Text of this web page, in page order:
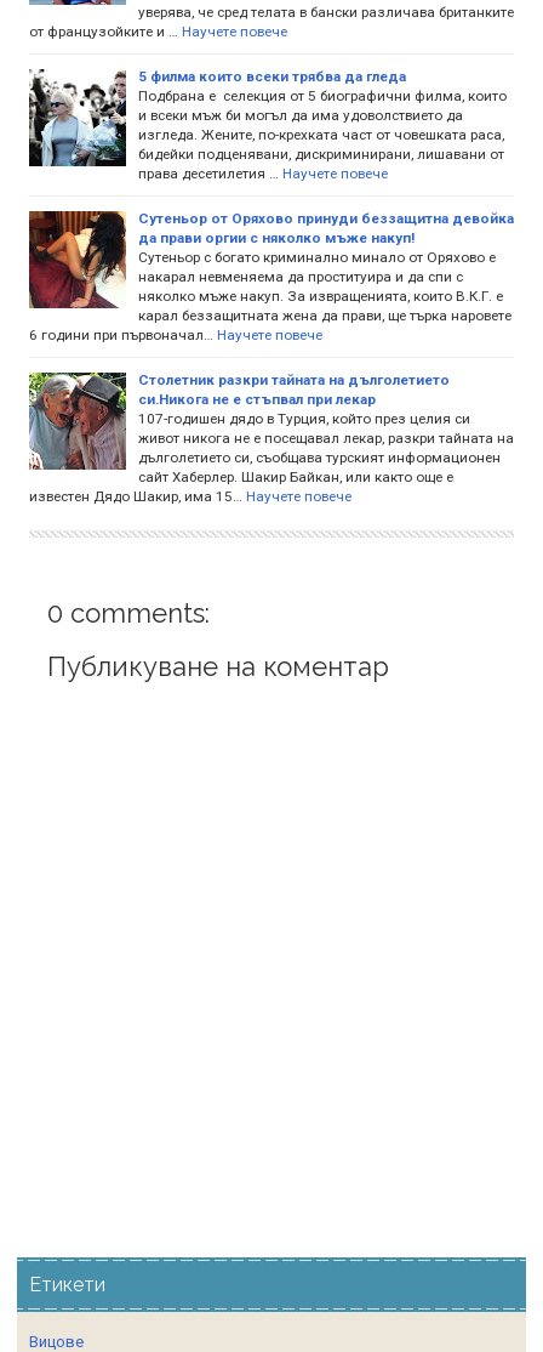
уверява, че сред телата в бански различава британките
от французойките и …
Научете повече
5 филма които всеки трябва да гледа
Подбрана е селекция от 5 биографични филма, които
и всеки мъж би могъл да има удоволствието да
изгледа. Жените, по-крехката част от човешката раса,
бидейки подценявани, дискриминирани, лишавани от
права десетилетия …
Научете повече
Сутеньор от Оряхово принуди беззащитна девойка
да прави оргии с няколко мъже накуп!
Сутеньор с богато криминално минало от Оряхово е
накарал невменяема да проституира и да спи с
няколко мъже накуп. За извращенията, които В.К.Г. е
карал беззащитната жена да прави, ще търка наровете
6 години при първоначал…
Научете повече
Столетник разкри тайната на дълголетието
си.Никога не е стъпвал при лекар
107-годишен дядо в Турция, който през целия си
живот никога не е посещавал лекар, разкри тайната на
дълголетието си, съобщава турският информационен
сайт Хаберлер. Шакир Байкан, или както още е
известен Дядо Шакир, има 15…
Научете повече
0 comments:
Публикуване на коментар
Етикети
Вицове